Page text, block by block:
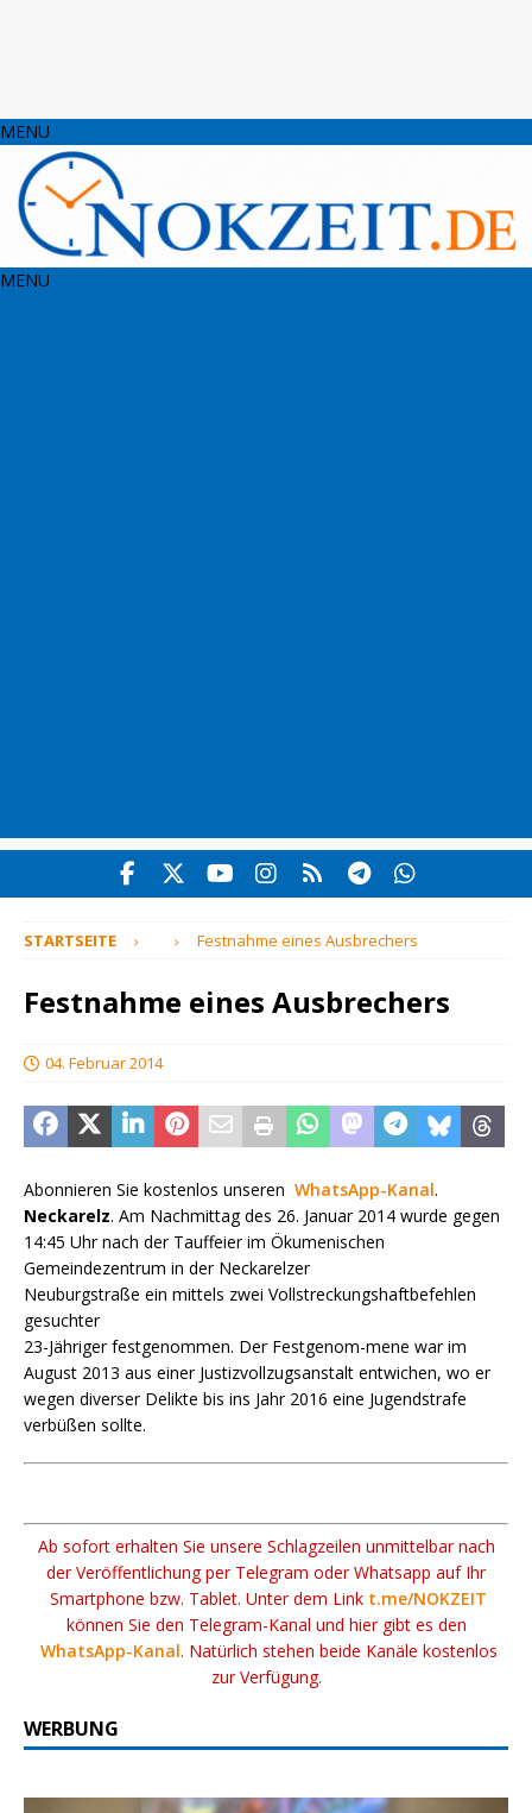
MENU
MENU
STARTSEITE Festnahme eines Ausbrechers
Festnahme eines Ausbrechers
04. Februar 2014
Abonnieren Sie kostenlos unseren WhatsApp-Kanal.
Neckarelz. Am Nachmittag des 26. Januar 2014 wurde gegen
14:45 Uhr nach der Tauffeier im Ökumenischen
Gemeindezentrum in der Neckarelzer
Neuburgstraße ein mittels zwei Vollstreckungshaftbefehlen
gesuchter
23-Jähriger festgenommen. Der Festgenom-mene war im
August 2013 aus einer Justizvollzugsanstalt entwichen, wo er
wegen diverser Delikte bis ins Jahr 2016 eine Jugendstrafe
verbüßen sollte.
Ab sofort erhalten Sie unsere Schlagzeilen unmittelbar nach
der Veröffentlichung per Telegram oder Whatsapp auf Ihr
Smartphone bzw. Tablet. Unter dem Link t.me/NOKZEIT
können Sie den Telegram-Kanal und hier gibt es den
WhatsApp-Kanal. Natürlich stehen beide Kanäle kostenlos
zur Verfügung.
WERBUNG